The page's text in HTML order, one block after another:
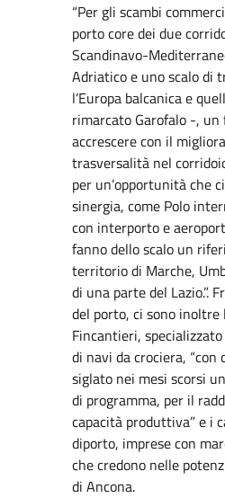
“Per gli scambi
porto core dei due
Scandinavo-
Adriatico e uno scalo di
l’Europa balcanica e
rimarcato Garofalo -,
accrescere con il
trasversalità nel
per un’opportunità che
sinergia, come Polo
con interporto e
fanno dello scalo un
territorio di Marche,
di una parte del Lazio.”.
del porto, ci sono
Fincantieri,
di navi da crociera, “con
siglato nei mesi scorsi
di programma, per il
capacità produttiva” e i
diporto, imprese con
che credono nelle
di Ancona.